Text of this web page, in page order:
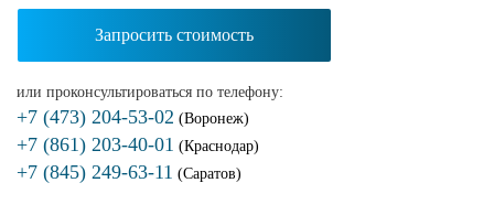
Запросить стоимость
или проконсультироваться по телефону:
+7 (473) 204-53-02 (Воронеж)
+7 (861) 203-40-01 (Краснодар)
+7 (845) 249-63-11 (Саратов)